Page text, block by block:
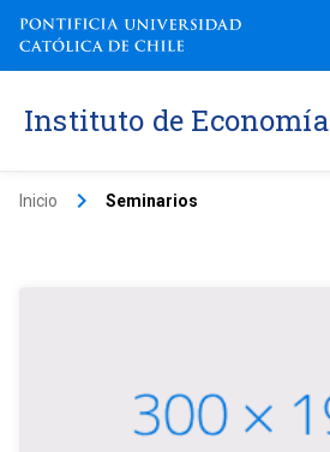
Instituto de Economía
Inicio keyboard_arrow_right Seminarios